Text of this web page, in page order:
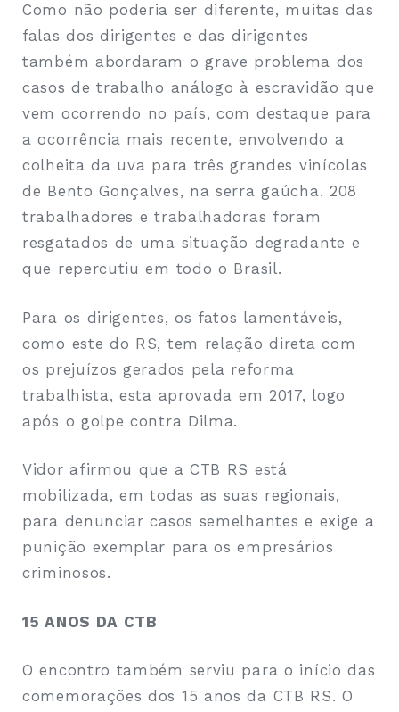
Como não poderia ser diferente, muitas das
falas dos dirigentes e das dirigentes
também abordaram o grave problema dos
casos de trabalho análogo à escravidão que
vem ocorrendo no país, com destaque para
a ocorrência mais recente, envolvendo a
colheita da uva para três grandes vinícolas
de Bento Gonçalves, na serra gaúcha. 208
trabalhadores e trabalhadoras foram
resgatados de uma situação degradante e
que repercutiu em todo o Brasil.
Para os dirigentes, os fatos lamentáveis,
como este do RS, tem relação direta com
os prejuízos gerados pela reforma
trabalhista, esta aprovada em 2017, logo
após o golpe contra Dilma.
Vidor afirmou que a CTB RS está
mobilizada, em todas as suas regionais,
para denunciar casos semelhantes e exige a
punição exemplar para os empresários
criminosos.
15 ANOS DA CTB
O encontro também serviu para o início das
comemorações dos 15 anos da CTB RS. O